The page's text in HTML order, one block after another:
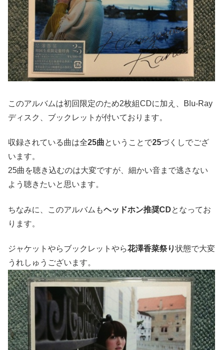
このアルバムは初回限定のため2枚組CDに加え、Blu-Ray
ディスク、ブックレットが付いております。
収録されている曲は全25曲ということで25づくしでござ
います。
25曲を聴き込むのは大変ですが、細かい音まで逃さない
よう聴きたいと思います。
ちなみに、このアルバムもヘッドホン推奨CDとなってお
ります。
ジャケットやらブックレットやら花澤香菜祭り状態で大変
うれしゅうございます。